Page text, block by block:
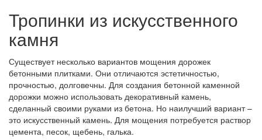
Тропинки из искусственного
камня
Существует несколько вариантов мощения дорожек
бетонными плитками. Они отличаются эстетичностью,
прочностью, долговечны. Для создания бетонной каменной
дорожки можно использовать декоративный камень,
сделанный своими руками из бетона. Но наилучший вариант –
это искусственный камень. Для мощения потребуется раствор
цемента, песок, щебень, галька.